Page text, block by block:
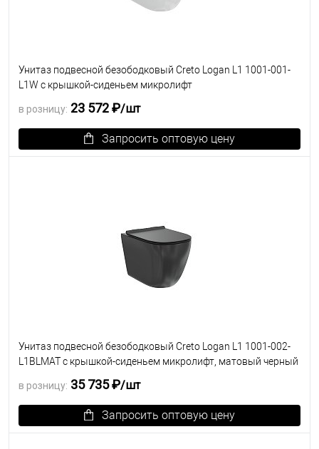
Унитаз подвесной безободковый Creto Logan L1 1001-001-
L1W с крышкой-сиденьем микролифт
в розницу: 23 572 ₽/шт
Запросить оптовую цену
Унитаз подвесной безободковый Creto Logan L1 1001-002-
L1BLMAT с крышкой-сиденьем микролифт, матовый черный
в розницу: 35 735 ₽/шт
Запросить оптовую цену